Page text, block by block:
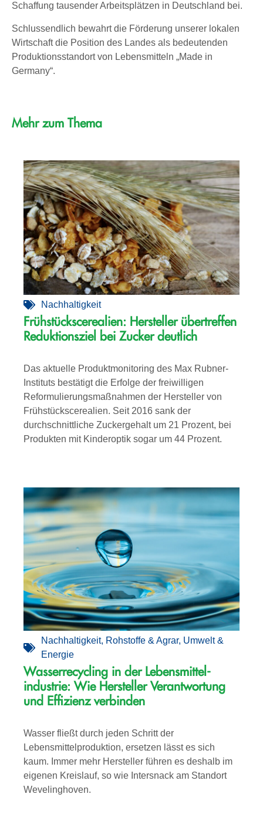
Schaffung tausender Arbeitsplätzen in Deutschland bei.
Schlussendlich bewahrt die Förderung unserer lokalen
Wirtschaft die Position des Landes als bedeutenden
Produktionsstandort von Lebensmitteln „Made in
Germany“.
Mehr zum Thema
Nachhaltigkeit
Frühstückscerealien: Hersteller übertreffen
Reduktionsziel bei Zucker deutlich
Das aktuelle Produktmonitoring des Max Rubner-
Instituts bestätigt die Erfolge der freiwilligen
Reformulierungsmaßnahmen der Hersteller von
Frühstückscerealien. Seit 2016 sank der
durchschnittliche Zuckergehalt um 21 Prozent, bei
Produkten mit Kinderoptik sogar um 44 Prozent.
Nachhaltigkeit, Rohstoffe & Agrar, Umwelt &
Energie
Wasserrecycling in der Lebensmittel­­
industrie: Wie Hersteller Verantwortung
und Effizienz verbinden
Wasser fließt durch jeden Schritt der
Lebensmittelproduktion, ersetzen lässt es sich
kaum. Immer mehr Hersteller führen es deshalb im
eigenen Kreislauf, so wie Intersnack am Standort
Wevelinghoven.